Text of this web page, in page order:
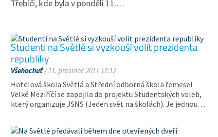
Třebíči, kde byla v pondělí 11.…
Studenti na Světlé si vyzkouší volit prezidenta
republiky
Všehochuť/ 11. prosinec 2017 11:12
Hotelová škola Světlá a Střední odborná škola řemesel
Velké Meziříčí se zapojila do projektu Studentských voleb,
který organizuje JSNS (Jeden svět na školách). Je jednou…